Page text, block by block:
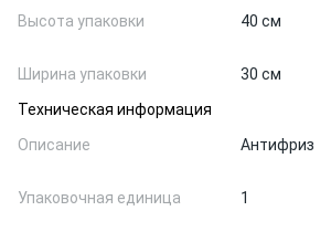
Высота упаковки 40 см
Ширина упаковки
30 см
Техническая информация
Описание
Антифриз
Упаковочная единица 1